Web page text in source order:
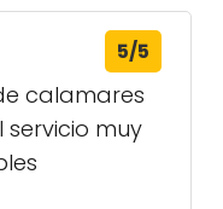
5/5
calamares
servicio muy